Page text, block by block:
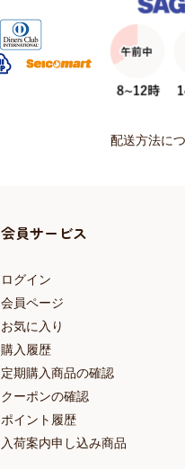
配送方法に
会員サービス
ログイン
会員ページ
お気に入り
購入履歴
定期購入商品の確認
クーポンの確認
ポイント履歴
入荷案内申し込み商品